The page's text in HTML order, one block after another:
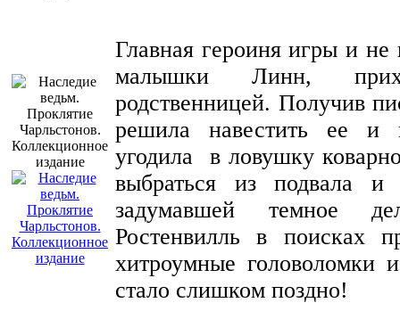
Главная героиня игры и не
малышки Линн,
родственницей. Получив
решила навестить ее и
угодила в ловушку
выбраться из подвала и
задумавшей темное
Ростенвилль в поисках
хитроумные головоломки
стало слишком поздно!